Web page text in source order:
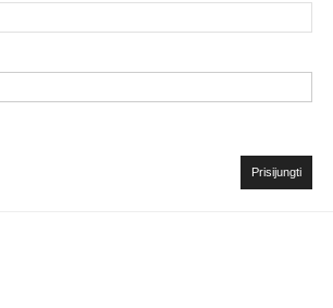
Prisijungti